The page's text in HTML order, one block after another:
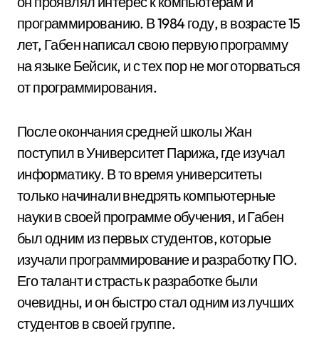
программированию. В 1984 году, в возрасте 15
лет, Габен написал свою первую программу
на языке Бейсик, и с тех пор не мог оторваться
от программирования.
После окончания средней школы Жан
поступил в Университет Парижа, где изучал
информатику. В то время университеты
только начинали внедрять компьютерные
науки в своей программе обучения, и Габен
был одним из первых студентов, которые
изучали программирование и разработку ПО.
Его талант и страсть к разработке были
очевидны, и он быстро стал одним из лучших
студентов в своей группе.